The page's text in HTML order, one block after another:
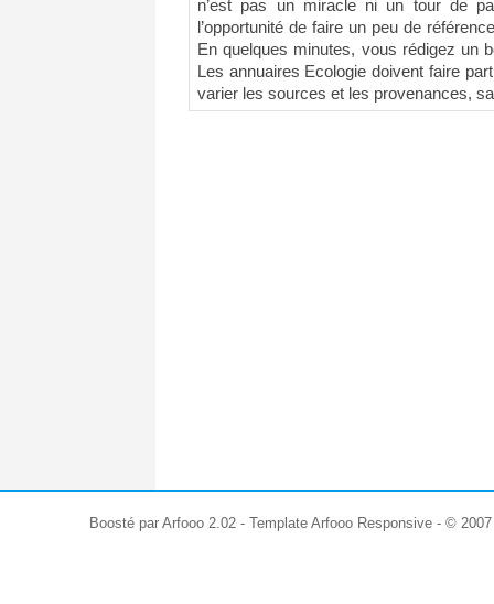
n’est pas un miracle ni un tour de
l’opportunité de faire un peu de
En quelques minutes, vous rédigez un
Les annuaires Ecologie doivent faire
varier les sources et les provenances,
Boosté par Arfooo 2.02 - Template Arfooo Responsive - ©